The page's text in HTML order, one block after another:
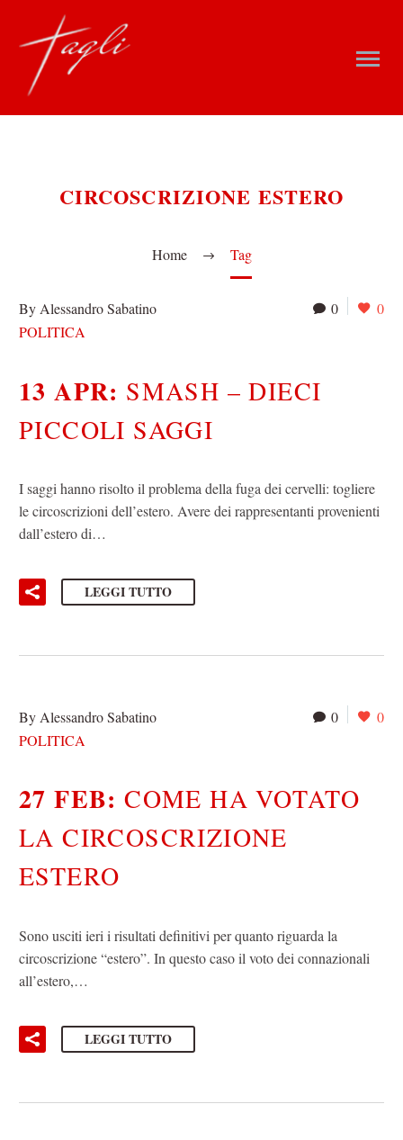
CIRCOSCRIZIONE ESTERO
Home Tag
0 0
By Alessandro Sabatino
POLITICA
13 APR: SMASH – DIECI
PICCOLI SAGGI
I saggi hanno risolto il problema della fuga dei cervelli: togliere
le circoscrizioni dell’estero. Avere dei rappresentanti provenienti
dall’estero di…
LEGGI TUTTO
0 0
By Alessandro Sabatino
POLITICA
27 FEB:COME HA VOTATO
LA CIRCOSCRIZIONE
ESTERO
Sono usciti ieri i risultati definitivi per quanto riguarda la
circoscrizione “estero”. In questo caso il voto dei connazionali
all’estero,…
LEGGI TUTTO